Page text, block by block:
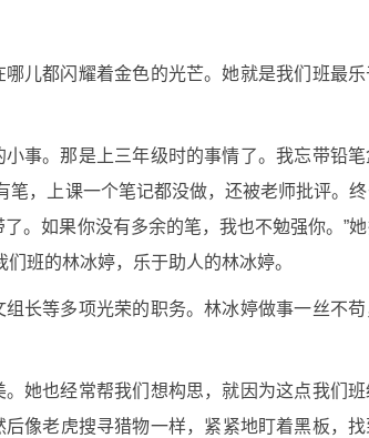
儿都闪耀着金色的光芒。她就是我们班最
事。那是上三年级时的事情了。我忘带铅笔
笔，上课一个笔记都没做，还被老师批评。
。如果你没有多余的笔，我也不勉强你。”
班的林冰婷，乐于助人的林冰婷。
长等多项光荣的职务。林冰婷做事一丝不
她也经常帮我们想构思，就因为这点我们
像老虎搜寻猎物一样，紧紧地盯着黑板，